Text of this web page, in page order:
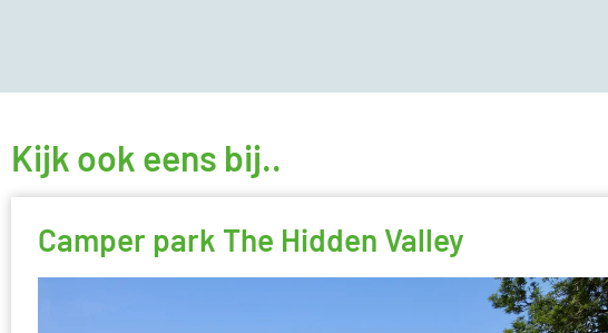
Kijk ook eens bij..
Camper park The Hidden Valley